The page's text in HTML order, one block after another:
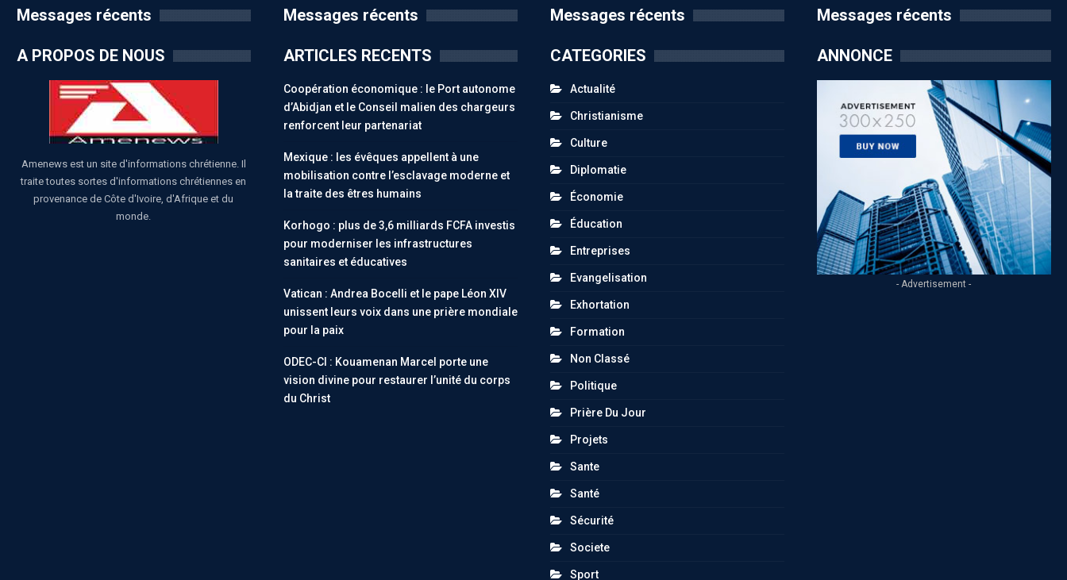
Messages récents
A PROPOS DE NOUS
Amenews est un site d'informations chrétienne. Il
traite toutes sortes d'informations chrétiennes en
provenance de Côte d'Ivoire, d'Afrique et du
monde.
Messages récents
ARTICLES RECENTS
Coopération économique : le Port autonome
d’Abidjan et le Conseil malien des chargeurs
renforcent leur partenariat
Mexique : les évêques appellent à une
mobilisation contre l’esclavage moderne et
la traite des êtres humains
Korhogo : plus de 3,6 milliards FCFA investis
pour moderniser les infrastructures
sanitaires et éducatives
Vatican : Andrea Bocelli et le pape Léon XIV
unissent leurs voix dans une prière mondiale
pour la paix
ODEC-CI : Kouamenan Marcel porte une
vision divine pour restaurer l’unité du corps
du Christ
Messages récents
CATEGORIES
Actualité
Christianisme
Culture
Diplomatie
Économie
Éducation
Entreprises
Evangelisation
Exhortation
Formation
Non Classé
Politique
Prière Du Jour
Projets
Sante
Santé
Sécurité
Societe
Sport
Messages récents
ANNONCE
- Advertisement -